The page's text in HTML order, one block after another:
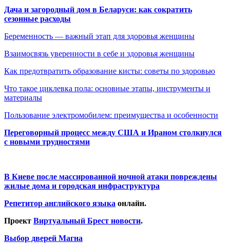
Дача и загородный дом в Беларуси: как сократить
сезонные расходы
Беременность — важный этап для здоровья женщины
Взаимосвязь уверенности в себе и здоровья женщины
Как предотвратить образование кисты: советы по здоровью
Что такое циклевка пола: основные этапы, инструменты и
материалы
Пользование электромобилем: преимущества и особенности
Переговорный процесс между США и Ираном столкнулся
с новыми трудностями
В Киеве после массированной ночной атаки повреждены
жилые дома и городская инфраструктура
Репетитор английского языка онлайн.
Проект Виртуальный Брест новости.
Выбор дверей Магна